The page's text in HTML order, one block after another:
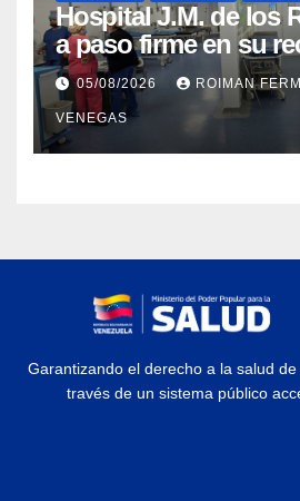
Hospital J.M. de los
a paso firme en su
tras los recientes
sísmicos
05/08/2026 ROIMAN
VENEGAS
Garantizando el derecho a la salud
través de un sistema público